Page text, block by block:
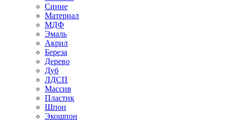
Синие
Материал
МДФ
Эмаль
Акрил
Береза
Дерево
Дуб
ЛДСП
Массив
Пластик
Шпон
Экошпон